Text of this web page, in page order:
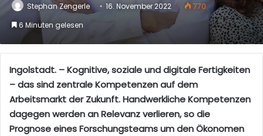
Stephan Zengerle 16. November 2022
770
6 Minuten gelesen
Ingolstadt. – Kognitive, soziale und digitale Fertigkeiten
– das sind zentrale Kompetenzen auf dem
Arbeitsmarkt der Zukunft. Handwerkliche Kompetenzen
dagegen werden an Relevanz verlieren, so die
Prognose eines Forschungsteams um den Ökonomen